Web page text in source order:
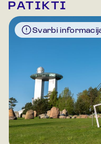
PATIKTI
Svarbi